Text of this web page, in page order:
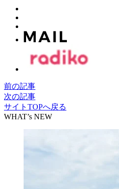
前の記事
次の記事
サイトTOPへ戻る
WHAT’s NEW